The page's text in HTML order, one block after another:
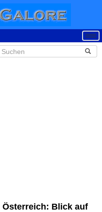
Österreich: Blick auf